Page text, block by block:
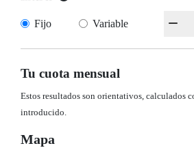
Fijo Variable
Tu cuota mensual
Estos resultados son orientativos, calculados
introducido.
Mapa